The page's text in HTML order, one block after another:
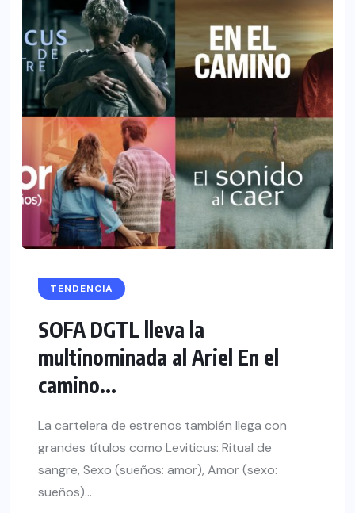
TENDENCIA
SOFA DGTL lleva la
multinominada al Ariel En el
camino...
La cartelera de estrenos también llega con
grandes títulos como Leviticus: Ritual de
sangre, Sexo (sueños: amor), Amor (sexo:
sueños)...